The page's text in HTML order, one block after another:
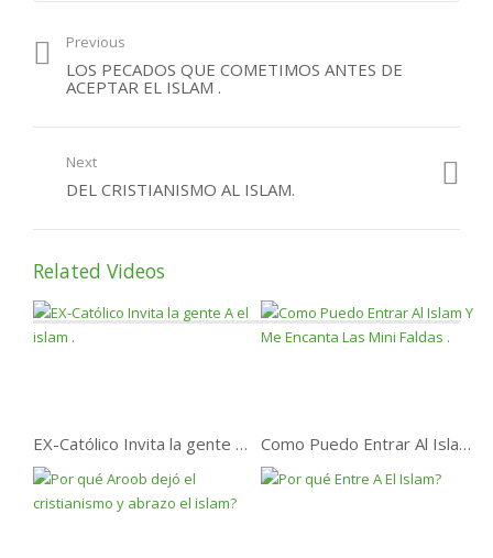
UNA MUJER CRISTIANA
ABRAZO EL ISLAM.
convierte al islam
El Islam cada Dia
Previous
LOS PECADOS QUE COMETIMOS ANTES DE
ACEPTAR EL ISLAM .
Next
DEL CRISTIANISMO AL ISLAM.
Related Videos
EX-Católico Invita la gente A el islam . Como Puedo Entrar Al Islam Y Me Encanta Las Mini Faldas .